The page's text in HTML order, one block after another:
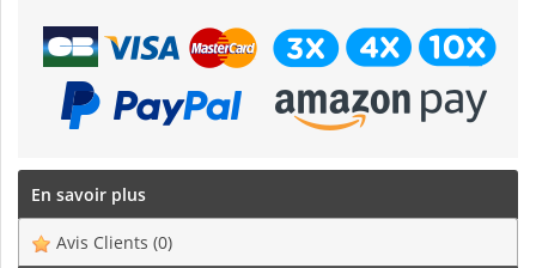
En savoir plus
Avis Clients (0)